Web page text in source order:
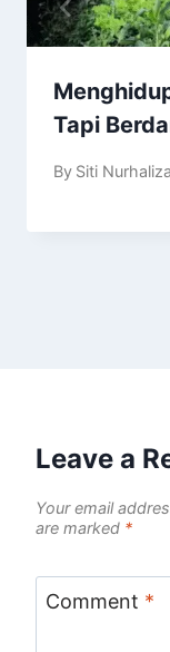
Tapi
By Siti Nurhaliza
Leave a
Your email
are marked *
Comment *